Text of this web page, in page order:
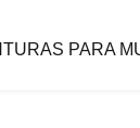
PARA